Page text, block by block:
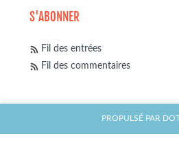
S'ABONNER
Fil des entrées
Fil des commentaires
PROPULSÉ PAR